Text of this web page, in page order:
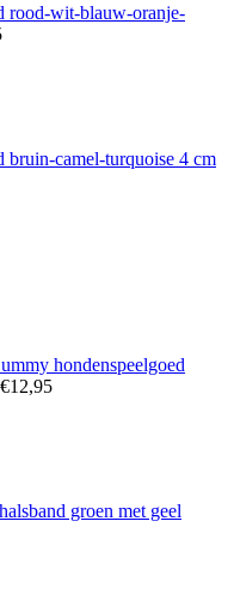
rood-wit-blauw-oranje-
Prijsklasse:
bruin-camel-turquoise 4 cm
hondenspeelgoed
€12,95
groen met geel